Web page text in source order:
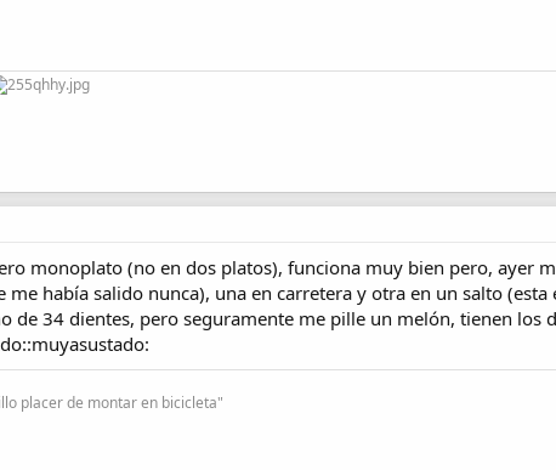
monoplato (no en dos platos), funciona muy bien pero, ayer
me había salido nunca), una en carretera y otra en un salto
de 34 dientes, pero seguramente me pille un melón, tienen los
placer de montar en bicicleta"